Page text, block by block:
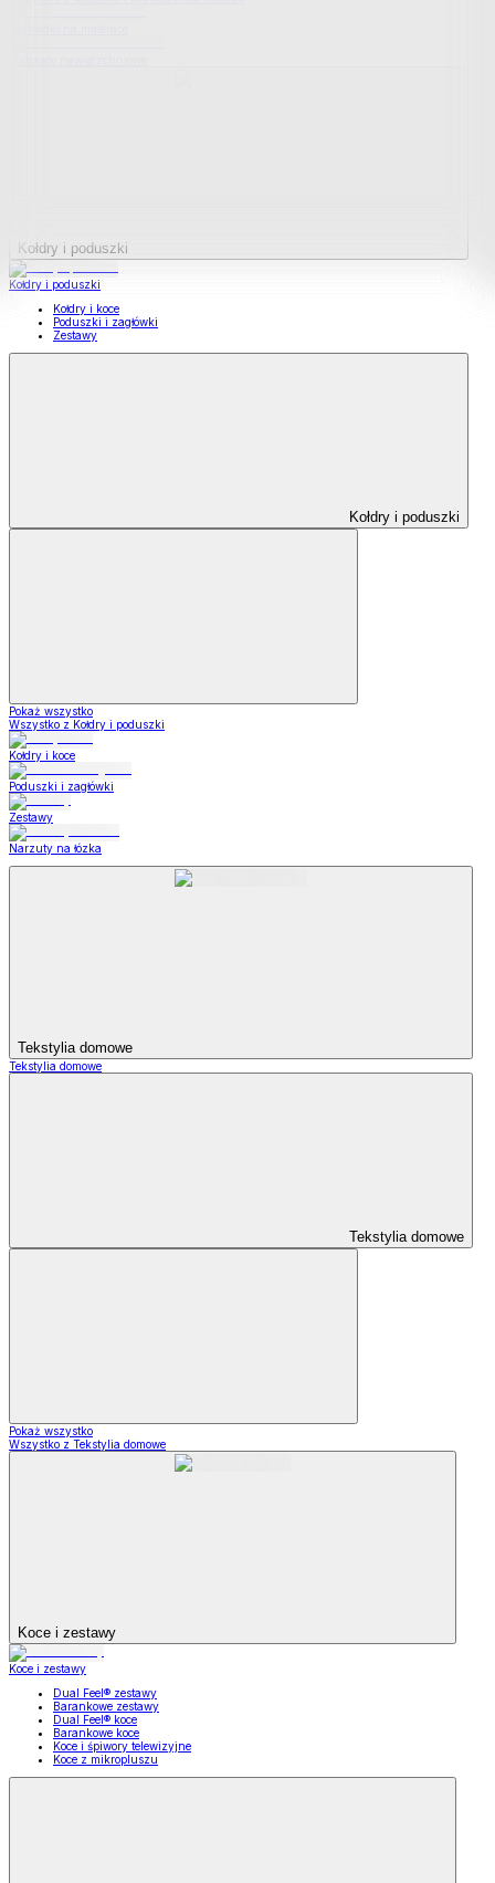
Kołdry i poduszki
Kołdry i poduszki
Kołdry i koce
Poduszki i zagłówki
Zestawy
Kołdry i poduszki
Pokaż wszystko
Wszystko z Kołdry i poduszki
Kołdry i koce
Poduszki i zagłówki
Zestawy
Narzuty na łózka
Tekstylia domowe
Tekstylia domowe
Tekstylia domowe
Pokaż wszystko
Wszystko z Tekstylia domowe
Koce i zestawy
Koce i zestawy
Dual Feel® zestawy
Barankowe zestawy
Dual Feel® koce
Barankowe koce
Koce i śpiwory telewizyjne
Koce z mikropluszu